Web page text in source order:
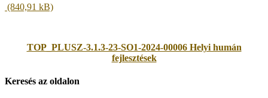
TOP_PLUSZ-3.1.3-23-SO1-2024-00006 Helyi humán
fejlesztések
Keresés az oldalon